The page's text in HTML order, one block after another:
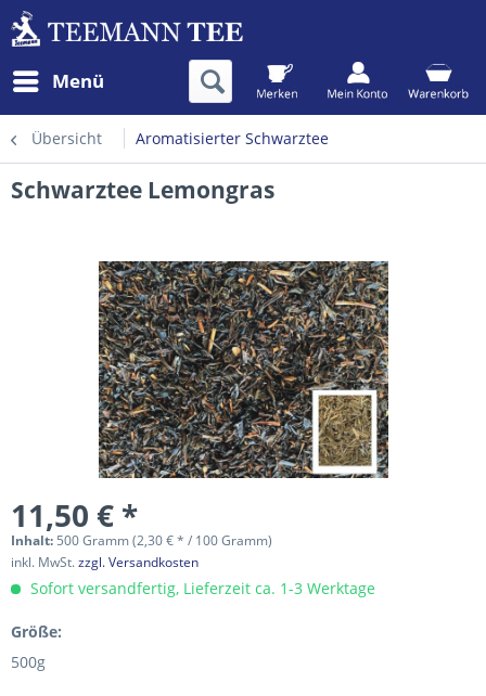
Menü
Übersicht Aromatisierter Schwarztee
Schwarztee Lemongras
11,50 € *
Inhalt: 500 Gramm (2,30 € * / 100 Gramm)
inkl. MwSt.zzgl. Versandkosten
Sofort versandfertig, Lieferzeit ca. 1-3 Werktage
Größe:
500g